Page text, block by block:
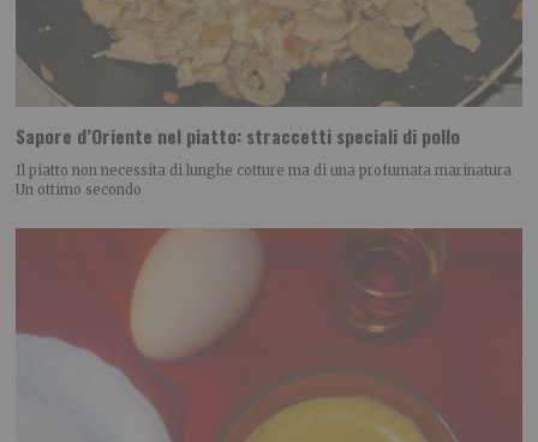
Sapore d’Oriente nel piatto: straccetti speciali di pollo
Il piatto non necessita di lunghe cotture ma di una profumata marinatura
Un ottimo secondo